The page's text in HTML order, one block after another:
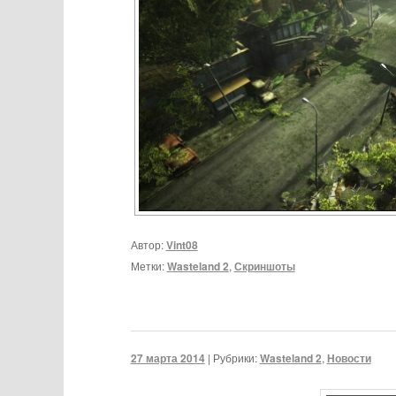
Автор:Vint08
Метки: Wasteland 2, Скриншоты
27 марта 2014 | Рубрики: Wasteland 2, Новости